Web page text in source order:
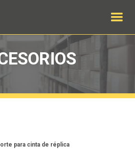
para cinta de réplica